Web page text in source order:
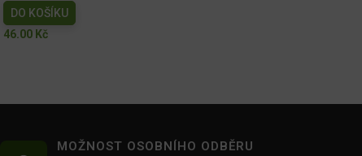
DO KOŠÍKU
46.00 Kč
MOŽNOST OSOBNÍHO ODBĚRU